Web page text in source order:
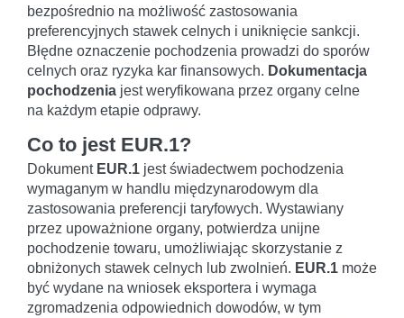
bezpośrednio na możliwość zastosowania
preferencyjnych stawek celnych i uniknięcie sankcji.
Błędne oznaczenie pochodzenia prowadzi do sporów
celnych oraz ryzyka kar finansowych. Dokumentacja
pochodzenia jest weryfikowana przez organy celne
na każdym etapie odprawy.
Co to jest EUR.1?
Dokument EUR.1 jest świadectwem pochodzenia
wymaganym w handlu międzynarodowym dla
zastosowania preferencji taryfowych. Wystawiany
przez upoważnione organy, potwierdza unijne
pochodzenie towaru, umożliwiając skorzystanie z
obniżonych stawek celnych lub zwolnień. EUR.1 może
być wydane na wniosek eksportera i wymaga
zgromadzenia odpowiednich dowodów, w tym